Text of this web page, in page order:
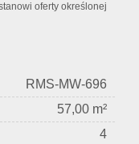
oferty określonej
RMS-MW-696
57,00 m²
4